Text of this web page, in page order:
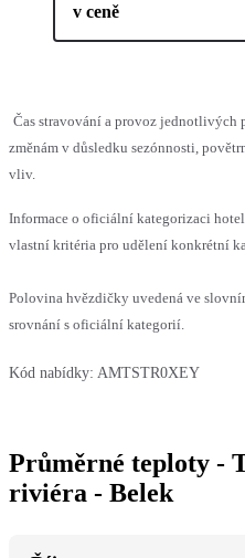
v ceně
Čas stravování a provoz jednotlivých
změnám v důsledku sezónnosti,
vliv.
Informace o oficiální kategorizaci
vlastní kritéria pro udělení konkrétní
Polovina hvězdičky uvedená ve
srovnání s oficiální kategorií.
Kód nabídky: AMTSTR0XEY
Průměrné teploty -
riviéra - Belek